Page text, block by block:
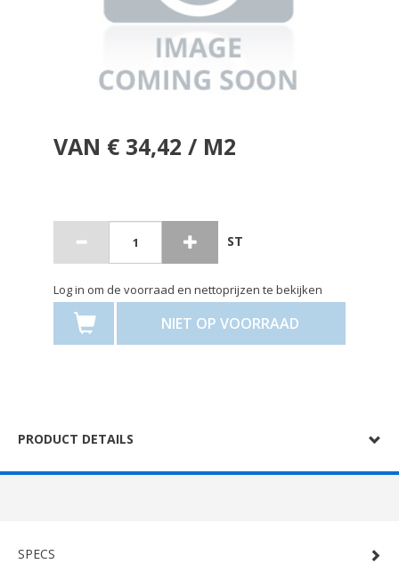
VAN € 34,42 / M2
ST
Log in om de voorraad en nettoprijzen te bekijken
NIET OP VOORRAAD
PRODUCT DETAILS
SPECS